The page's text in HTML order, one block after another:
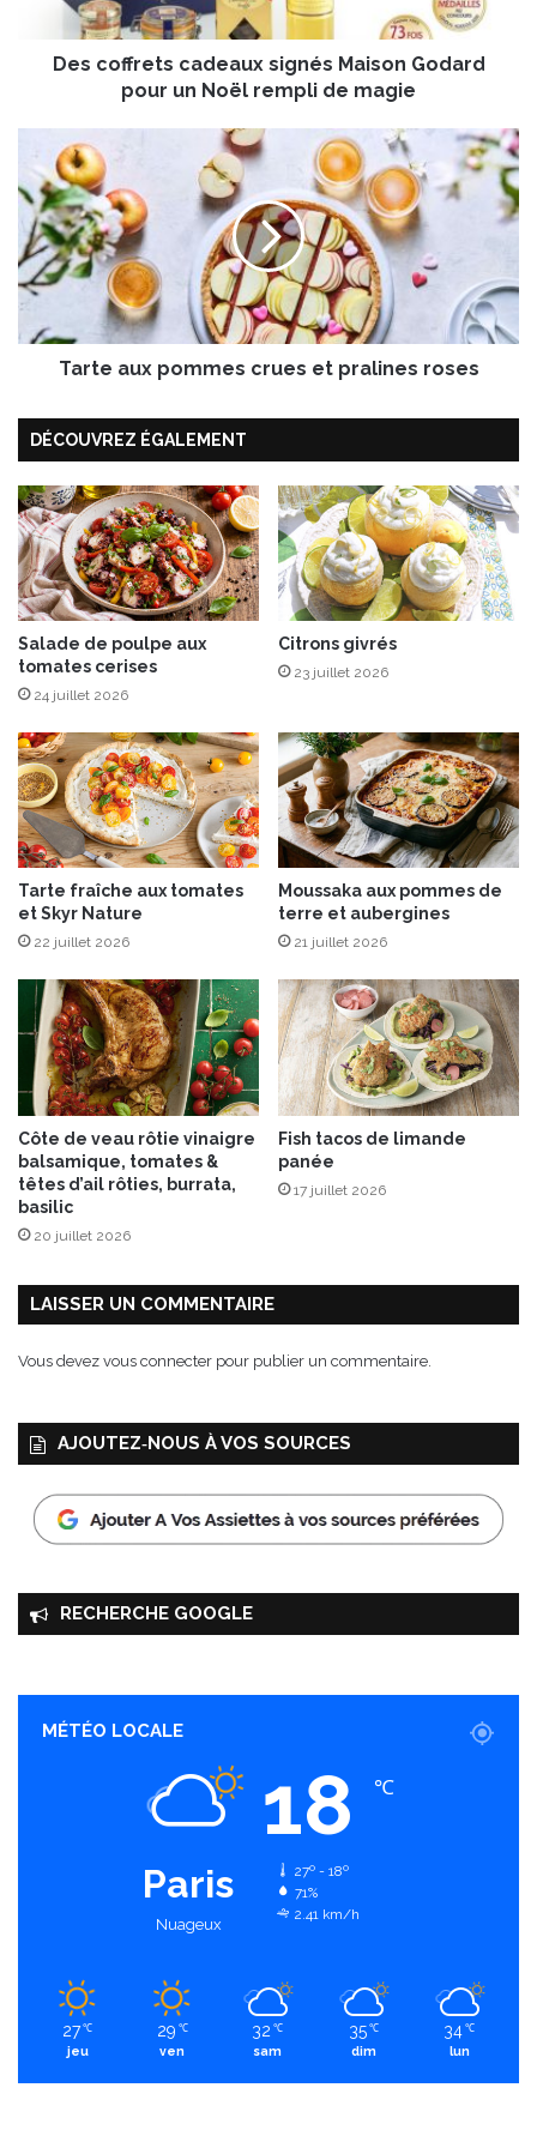
e
u
x
s
i
g
s
a
i
s
o
n
G
o
d
a
r
p
o
u
r
u
n
N
o
ë
l
i
d
e
m
g
Des coffrets cadeaux signés Maison Godard
pour un Noël rempli de magie
r
e
a
u
x
p
m
s
c
r
u
e
s
e
t
p
r
l
i
n
e
s
r
o
s
e
Tarte aux pommes crues et pralines roses
DÉCOUVREZ ÉGALEMENT
Salade de poulpe aux
tomates cerises
24 juillet 2026
Citrons givrés
23 juillet 2026
Tarte fraîche aux tomates
et Skyr Nature
22 juillet 2026
Moussaka aux pommes de
terre et aubergines
21 juillet 2026
Côte de veau rôtie vinaigre
balsamique, tomates &
têtes d’ail rôties, burrata,
basilic
20 juillet 2026
Fish tacos de limande
panée
17 juillet 2026
LAISSER UN COMMENTAIRE
Vous devez vous connecter pour publier un commentaire.
AJOUTEZ‑NOUS À VOS SOURCES
RECHERCHE GOOGLE
MÉTÉO LOCALE
Paris
Nuageux
18 ℃
27º - 18º
71%
2.41 km/h
27 ℃
jeu
29 ℃
ven
32 ℃
sam
35 ℃
dim
34 ℃
lun